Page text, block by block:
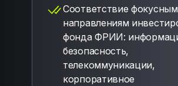
Соответствие фокусным
направлениям
фонда ФРИИ:
безопасность,
телекоммуникации,
корпоративное